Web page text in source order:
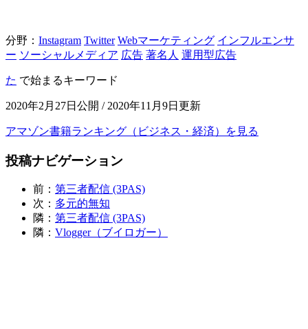
分野： Instagram Twitter Webマーケティング インフルエンサ
ー ソーシャルメディア 広告 著名人 運用型広告
た で始まるキーワード
2020年2月27日公開 / 2020年11月9日更新
アマゾン書籍ランキング（ビジネス・経済）を見る
投稿ナビゲーション
前： 第三者配信 (3PAS)
次： 多元的無知
隣： 第三者配信 (3PAS)
隣： Vlogger（ブイロガー）